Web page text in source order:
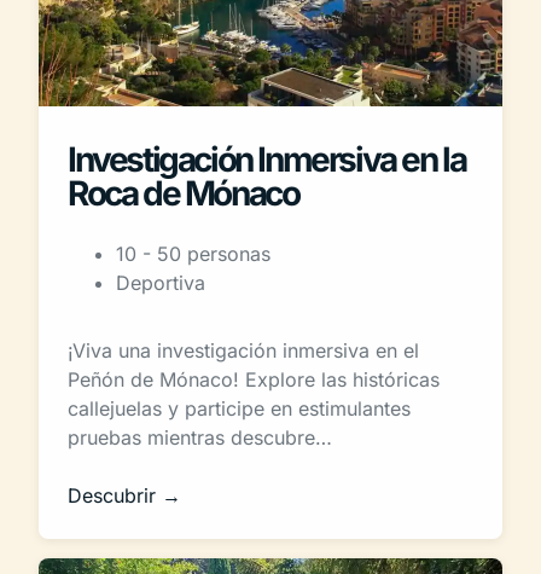
Investigación Inmersiva en la
Roca de Mónaco
10 - 50 personas
Deportiva
¡Viva una investigación inmersiva en el
Peñón de Mónaco! Explore las históricas
callejuelas y participe en estimulantes
pruebas mientras descubre…
Descubrir →